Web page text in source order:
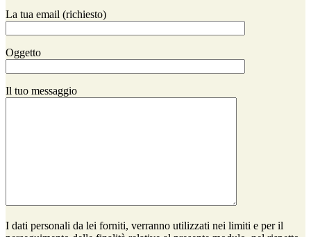
La tua email (richiesto)
Oggetto
Il tuo messaggio
I dati personali da lei forniti, verranno utilizzati nei limiti e per il